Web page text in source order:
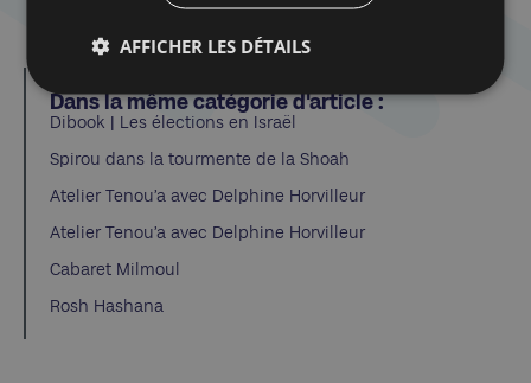
Dans la même catégorie d'article :
Dibook | Les élections en Israël
Spirou dans la tourmente de la Shoah
Atelier Tenou’a avec Delphine Horvilleur
Atelier Tenou’a avec Delphine Horvilleur
Cabaret Milmoul
Rosh Hashana
AFFICHER LES DÉTAILS